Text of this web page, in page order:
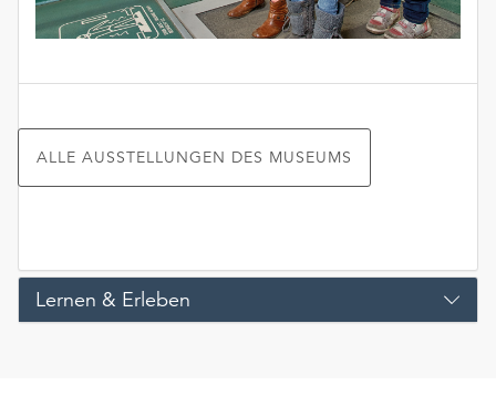
ALLE AUSSTELLUNGEN DES MUSEUMS
Lernen & Erleben